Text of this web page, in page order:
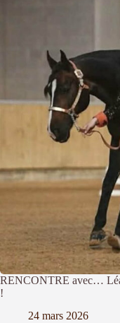
RENCONTRE avec…
!
24 mars 2026